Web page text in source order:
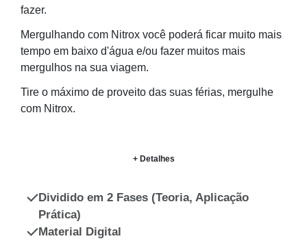
fazer.
Mergulhando com Nitrox você poderá ficar muito mais
tempo em baixo d'água e/ou fazer muitos mais
mergulhos na sua viagem.
Tire o máximo de proveito das suas férias, mergulhe
com Nitrox. ​
+ Detalhes
Dividido em 2 Fases (Teoria, Aplicação
Prática)
Material Digital